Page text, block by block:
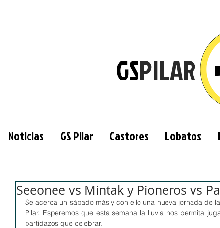
GSPILAR
Noticias GS Pilar Castores Lobatos
Seeonee vs Mintak y Pioneros vs
Se acerca un sábado más y con ello una nueva jornada de
Pilar. Esperemos que esta semana la lluvia nos permita
partidazos que celebrar.